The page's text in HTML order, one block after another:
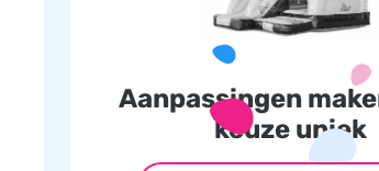
Aanpassingen
keuze uniek